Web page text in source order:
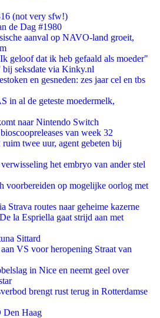
(not very sfw!)
de Dag #1980
aanval op NAVO-land groeit,
geloof dat ik heb gefaald als moeder"
bij seksdate via Kinky.nl
en gesneden: zes jaar cel en tbs
in al de geteste moedermelk,
naar Nintendo Switch
van week 32
twee uur, agent gebeten bij
het embryo van ander stel
voorbereiden op mogelijke oorlog met
Strava routes naar geheime kazerne
la Espriella gaat strijd aan met
Sittard
VS voor heropening Straat van
in Nice en neemt geel over
brengt rust terug in Rotterdamse
Haag